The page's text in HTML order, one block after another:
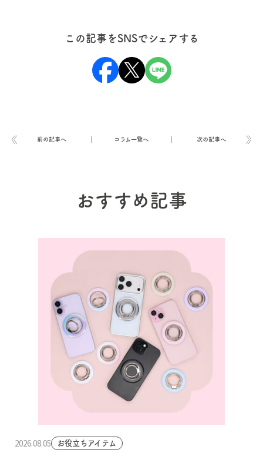
この記事をSNSでシェアする
前の記事へ コラム一覧へ 次の記事へ
おすすめ記事
2026.08.05 お役立ちアイテム